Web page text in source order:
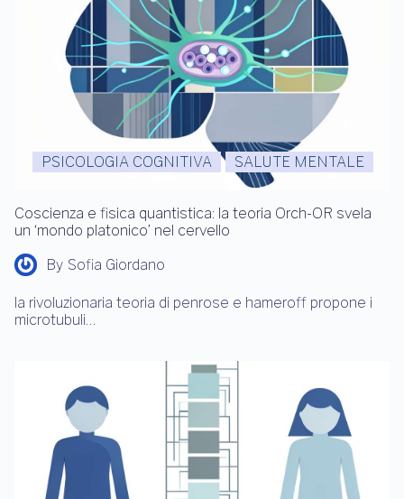
PSICOLOGIA COGNITIVA SALUTE MENTALE
Coscienza e fisica quantistica: la teoria Orch-OR svela
un ‘mondo platonico’ nel cervello
By Sofia Giordano
la rivoluzionaria teoria di penrose e hameroff propone i
microtubuli…